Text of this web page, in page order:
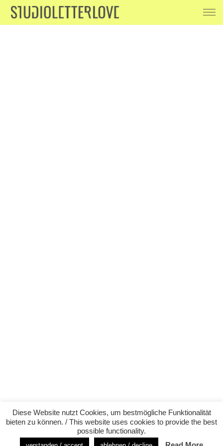
Diese Website nutzt Cookies, um bestmögliche Funktionalität
bieten zu können. / This website uses cookies to provide the best
possible functionality.